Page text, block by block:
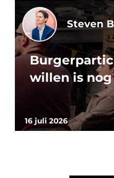
16 juli 2026
Steven
willen is